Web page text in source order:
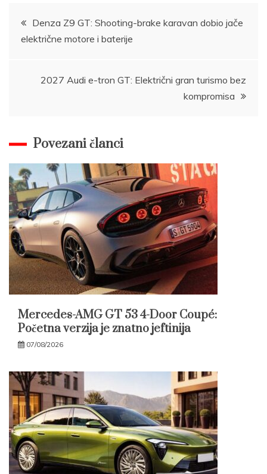
Post
navigation
Denza Z9 GT: Shooting-brake karavan dobio jače
električne motore i baterije
2027 Audi e-tron GT: Električni gran turismo bez
kompromisa
Povezani članci
Mercedes-AMG GT 53 4-Door Coupé:
Početna verzija je znatno jeftinija
07/08/2026